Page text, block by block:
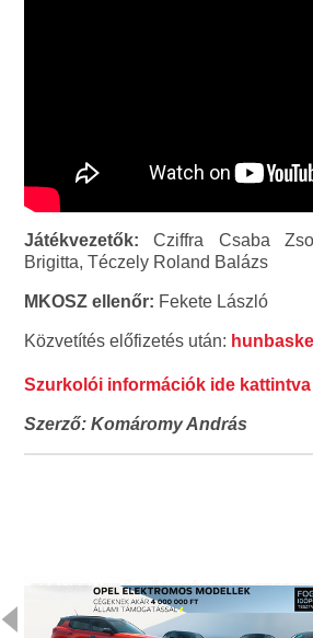
Játékvezetők: Cziffra Csaba
Brigitta, Téczely Roland Balázs
MKOSZ ellenőr: Fekete László
Közvetítés előfizetés után:
Szurkolói információk ide kattintva
Szerző: Komáromy András